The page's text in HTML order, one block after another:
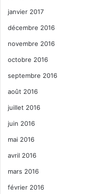
janvier 2017
décembre 2016
novembre 2016
octobre 2016
septembre 2016
août 2016
juillet 2016
juin 2016
mai 2016
avril 2016
mars 2016
février 2016